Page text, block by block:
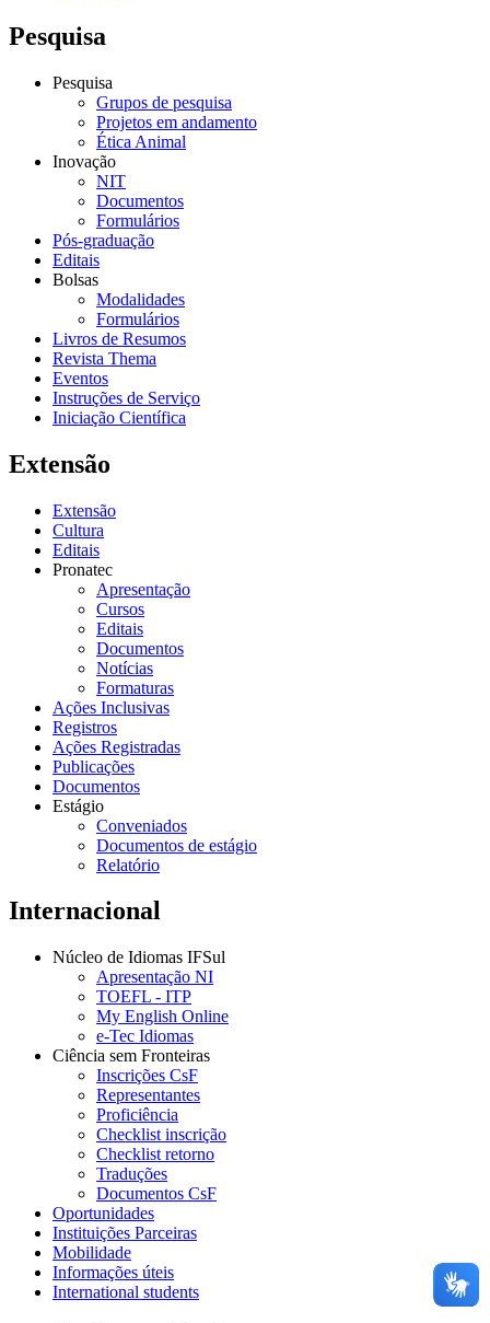
Pesquisa
Pesquisa
Grupos de pesquisa
Projetos em andamento
Ética Animal
Inovação
NIT
Documentos
Formulários
Pós-graduação
Editais
Bolsas
Modalidades
Formulários
Livros de Resumos
Revista Thema
Eventos
Instruções de Serviço
Iniciação Científica
Extensão
Extensão
Cultura
Editais
Pronatec
Apresentação
Cursos
Editais
Documentos
Notícias
Formaturas
Ações Inclusivas
Registros
Ações Registradas
Publicações
Documentos
Estágio
Conveniados
Documentos de estágio
Relatório
Internacional
Núcleo de Idiomas IFSul
Apresentação NI
TOEFL - ITP
My English Online
e-Tec Idiomas
Ciência sem Fronteiras
Inscrições CsF
Representantes
Proficiência
Checklist inscrição
Checklist retorno
Traduções
Documentos CsF
Oportunidades
Instituições Parceiras
Mobilidade
Informações úteis
International students